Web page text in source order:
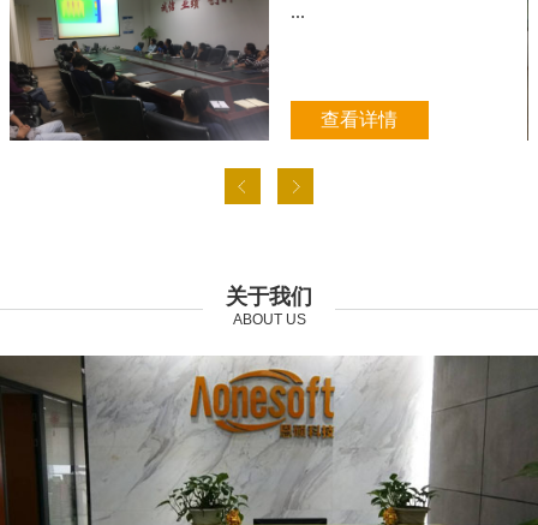
...
查看详情
关于我们
ABOUT US